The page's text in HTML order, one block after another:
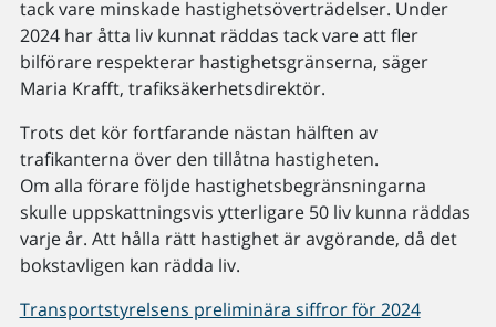
tack vare minskade hastighetsöverträdelser. Under
2024 har åtta liv kunnat räddas tack vare att fler
bilförare respekterar hastighetsgränserna, säger
Maria Krafft, trafiksäkerhetsdirektör.
Trots det kör fortfarande nästan hälften av
trafikanterna över den tillåtna hastigheten.
Om alla förare följde hastighetsbegränsningarna
skulle uppskattningsvis ytterligare 50 liv kunna räddas
varje år. Att hålla rätt hastighet är avgörande, då det
bokstavligen kan rädda liv.
Transportstyrelsens preliminära siffror för 2024